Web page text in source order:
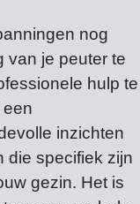
nog
van je peuter te
hulp te
inzichten
die specifiek zijn
gezin. Het is